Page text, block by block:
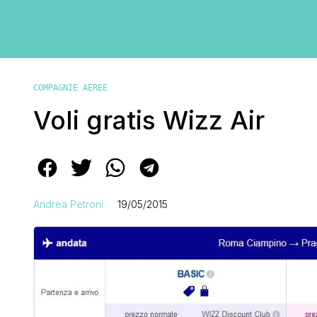
COMPAGNIE AEREE
Voli gratis Wizz Air
Andrea Petroni 19/05/2015